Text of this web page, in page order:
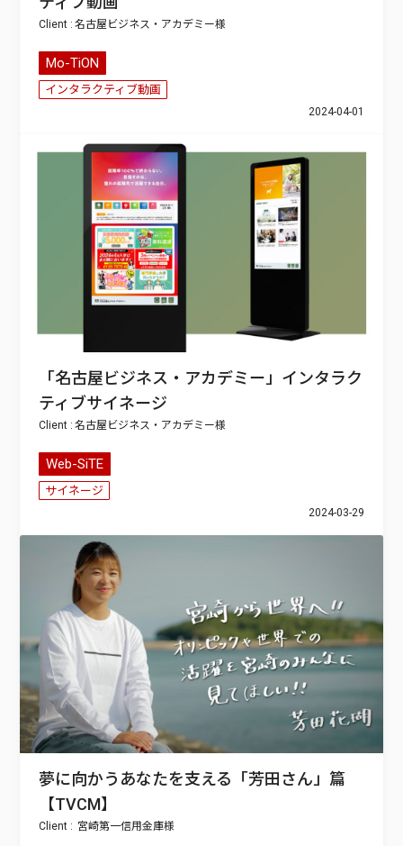
名古屋ビジネス・アカデミー
Mo-TiON
インタラクティブ動画
2024-04-01
「名古屋ビジネス・アカデミー」インタラク
ティブサイネージ
名古屋ビジネス・アカデミー
Web-SiTE
サイネージ
2024-03-29
夢に向かうあなたを支える「芳田さん」篇
【TVCM】
宮崎第一信用金庫